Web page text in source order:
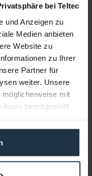
bei Teltec
und Anzeigen zu
Medien anbieten
Website zu
zu Ihrer
Partner für
weiter. Unsere
mit
bereitgestellt
mehr